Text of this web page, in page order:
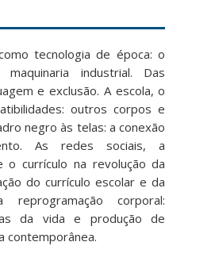
tecnologia de época: o
industrial. Das
e exclusão. A escola, o
outros corpos e
negro às telas: a conexão
As redes sociais, a
currículo na revolução da
do currículo escolar e da
corporal:
da vida e produção de
contemporânea.